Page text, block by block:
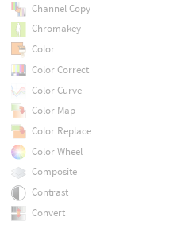
Channel Copy
Chromakey
Color
Color Correct
Color Curve
Color Map
Color Replace
Color Wheel
Composite
Contrast
Convert